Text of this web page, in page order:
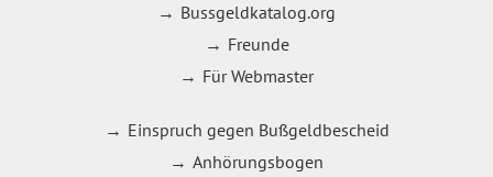
Bussgeldkatalog.org
Freunde
Für Webmaster
Einspruch gegen Bußgeldbescheid
Anhörungsbogen